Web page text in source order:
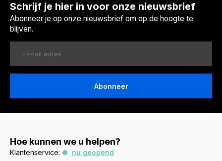
Schrijf je hier in voor onze nieuwsbrief
Abonneer je op onze nieuwsbrief om op de hoogte te
blijven.
Abonneer
Hoe kunnen we u helpen?
Klantenservice:
nu geopend